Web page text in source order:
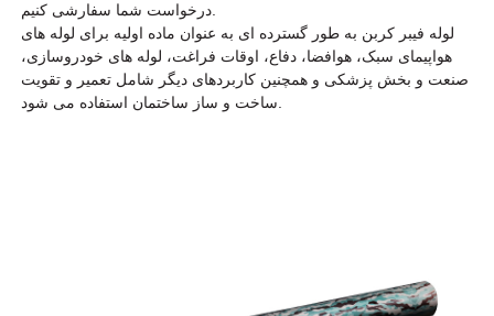
درخواست شما سفارشی کنیم.
لوله فیبر کربن به طور گسترده ای به عنوان ماده اولیه برای لوله های
هواپیمای سبک، هوافضا، دفاع، اوقات فراغت، لوله های خودروسازی،
صنعت و بخش پزشکی و همچنین کاربردهای دیگر شامل تعمیر و تقویت
ساخت و ساز ساختمان استفاده می شود.